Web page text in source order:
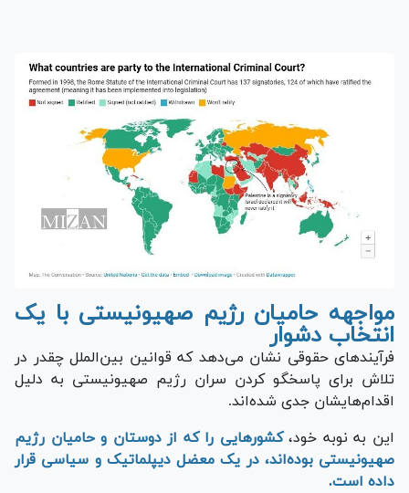
مواجهه حامیان رژیم صهیونیستی با یک
انتخاب دشوار
فرآیند‌های حقوقی نشان می‌دهد که قوانین بین‌الملل چقدر در
تلاش برای پاسخگو کردن سران رژیم صهیونیستی به دلیل
اقدام‌هایشان جدی شده‌اند.
این به نوبه خود،کشورهایی را که از دوستان و حامیان رژیم
صهیونیستی بوده‌اند، در یک معضل دیپلماتیک و سیاسی قرار
داده است.